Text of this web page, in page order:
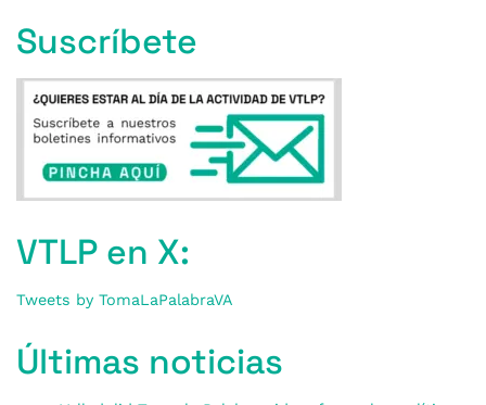
Suscríbete
VTLP en X:
Tweets by TomaLaPalabraVA
Últimas noticias